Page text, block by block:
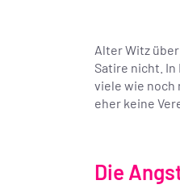
Alter Witz
Satire nicht.
viele wie noch
eher keine
Die